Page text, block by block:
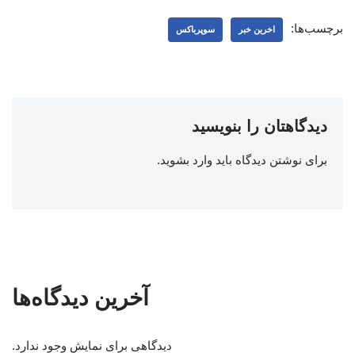
برچسب‌ها: اخرین خبر سوپرباکس
دیدگاهتان را بنویسید
برای نوشتن دیدگاه باید وارد بشوید.
آخرین دیدگاه‌ها
دیدگاهی برای نمایش وجود ندارد.